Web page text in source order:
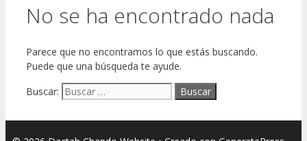
No se ha encontrado nada
Parece que no encontramos lo que estás buscando.
Puede que una búsqueda te ayude.
Buscar: